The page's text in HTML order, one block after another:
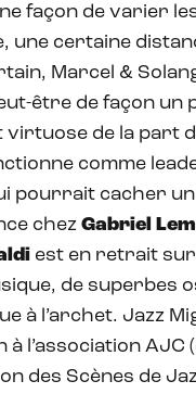
façon de varier
une certaine
Marcel &
être de façon un
virtuose de la part
comme
pourrait cacher un
chez Gabriel
est en retrait sur
de superbes
à l’archet. Jazz
l’association AJC
des Scènes de